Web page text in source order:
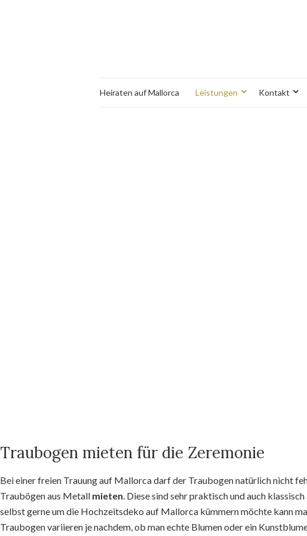
Heiraten auf Mallorca Leistungen Kontakt
Traubogen mieten für die Zeremonie
Bei einer freien Trauung auf Mallorca darf der Traubogen natürlich nicht
Traubögen aus Metall mieten. Diese sind sehr praktisch und auch
selbst gerne um die Hochzeitsdeko auf Mallorca kümmern möchte kann
Traubogen variieren je nachdem, ob man echte Blumen oder ein